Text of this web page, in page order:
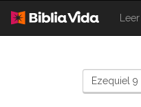
Leer